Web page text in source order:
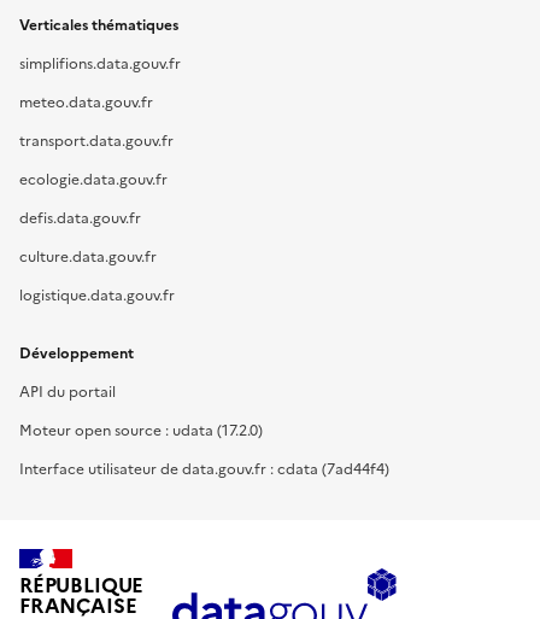
Verticales thématiques
simplifions.data.gouv.fr
meteo.data.gouv.fr
transport.data.gouv.fr
ecologie.data.gouv.fr
defis.data.gouv.fr
culture.data.gouv.fr
logistique.data.gouv.fr
Développement
API du portail
Moteur open source : udata (17.2.0)
Interface utilisateur de data.gouv.fr : cdata (7ad44f4)
RÉPUBLIQUE
FRANÇAISE